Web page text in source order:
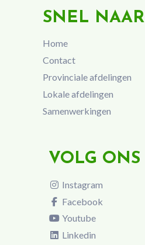
SNEL NAAR
Home
Contact
Provinciale afdelingen
Lokale afdelingen
Samenwerkingen
VOLG ONS
Instagram
Facebook
Youtube
Linkedin